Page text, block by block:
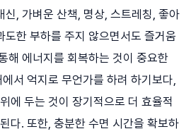
신, 가벼운 산책, 명상, 스트레칭, 좋아
도한 부하를 주지 않으면서도 즐거움
해 에너지를 회복하는 것이 중요한
서 억지로 무언가를 하려 하기보다,
에 두는 것이 장기적으로 더 효율적
다. 또한, 충분한 수면 시간을 확보하